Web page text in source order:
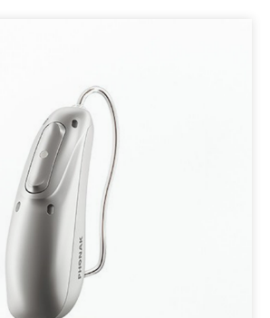
Contact